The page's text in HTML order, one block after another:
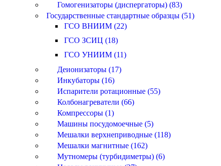
Гомогенизаторы (диспергаторы) (83)
Государственные стандартные образцы (51)
ГСО ВНИИМ (22)
ГСО ЗСИЦ (18)
ГСО УНИИМ (11)
Деионизаторы (17)
Инкубаторы (16)
Испарители ротационные (55)
Колбонагреватели (66)
Компрессоры (1)
Машины посудомоечные (5)
Мешалки верхнеприводные (118)
Мешалки магнитные (162)
Мутномеры (турбидиметры) (6)